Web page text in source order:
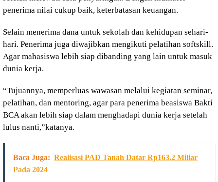
penerima nilai cukup baik, keterbatasan keuangan.
Selain menerima dana untuk sekolah dan kehidupan sehari-
hari. Penerima juga diwajibkan mengikuti pelatihan softskill.
Agar mahasiswa lebih siap dibanding yang lain untuk masuk
dunia kerja.
“Tujuannya, memperluas wawasan melalui kegiatan seminar,
pelatihan, dan mentoring, agar para penerima beasiswa Bakti
BCA akan lebih siap dalam menghadapi dunia kerja setelah
lulus nanti,”katanya.
Baca Juga: Realisasi PAD Tanah Datar Rp163,2 Miliar
Pada 2024